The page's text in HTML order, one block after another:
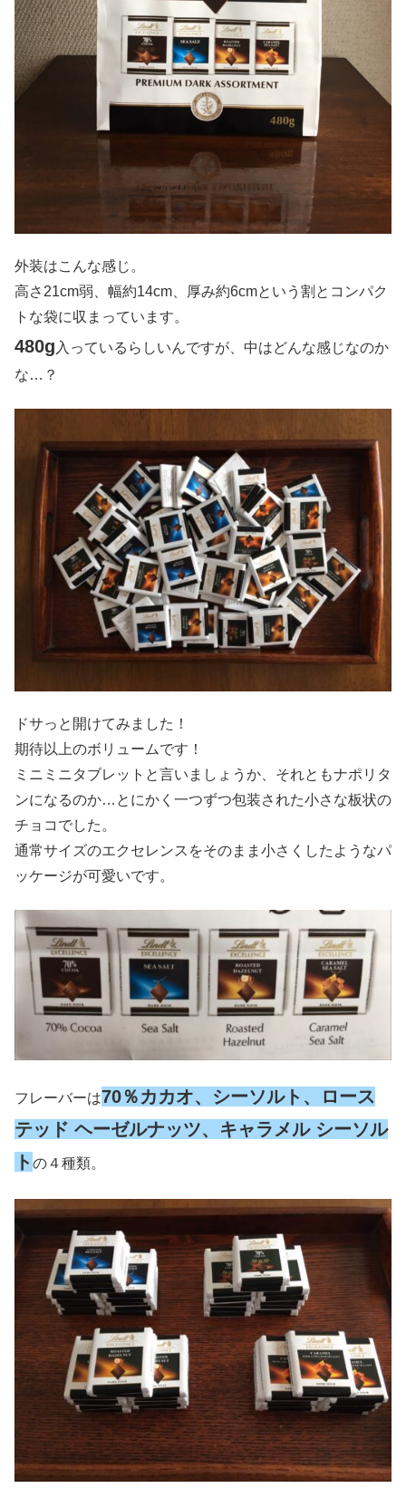
外装はこんな感じ。
高さ21cm弱、幅約14cm、厚み約6cmという割とコンパク
トな袋に収まっています。
480g 入っているらしいんですが、中はどんな感じなのか
な…？
ドサっと開けてみました！
期待以上のボリュームです！
ミニミニタブレットと言いましょうか、それともナポリタ
ンになるのか…とにかく一つずつ包装された小さな板状の
チョコでした。
通常サイズのエクセレンスをそのまま小さくしたようなパ
ッケージが可愛いです。
フレーバーは70％カカオ、シーソルト、ロース
テッド ヘーゼルナッツ、キャラメル シーソル
ト の４種類。